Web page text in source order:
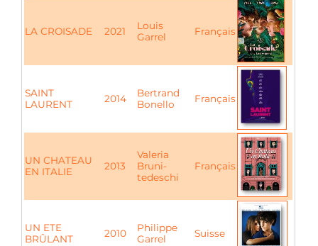
LA CROISADE 2021
Louis
Garrel
Français
SAINT
LAURENT
2014
Bertrand
Bonello
Français
UN CHATEAU
EN ITALIE
2013
Valeria
Bruni-
tedeschi
Français
UN ETE
BRÛLANT
2010
Philippe
Garrel
Suisse